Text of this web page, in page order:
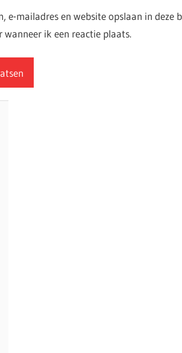
e-mailadres en website opslaan in deze
wanneer ik een reactie plaats.